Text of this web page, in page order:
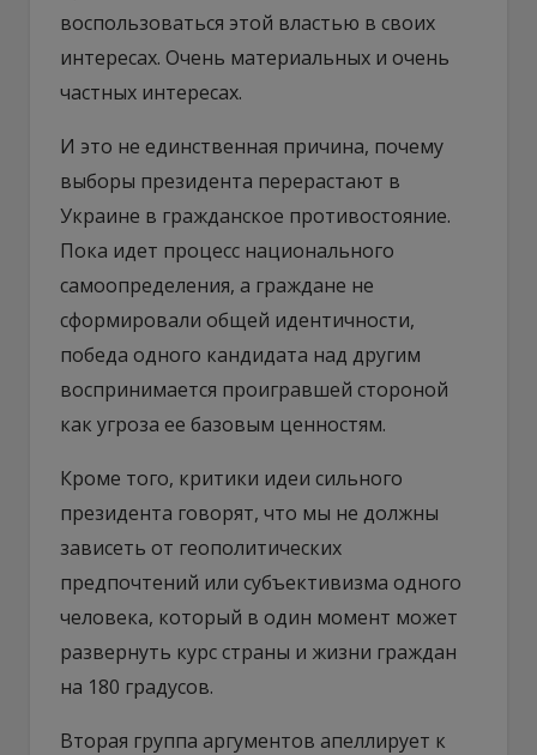
воспользоваться этой властью в своих
интересах. Очень материальных и очень
частных интересах.
И это не единственная причина, почему
выборы президента перерастают в
Украине в гражданское противостояние.
Пока идет процесс национального
самоопределения, а граждане не
сформировали общей идентичности,
победа одного кандидата над другим
воспринимается проигравшей стороной
как угроза ее базовым ценностям.
Кроме того, критики идеи сильного
президента говорят, что мы не должны
зависеть от геополитических
предпочтений или субъективизма одного
человека, который в один момент может
развернуть курс страны и жизни граждан
на 180 градусов.
Вторая группа аргументов апеллирует к